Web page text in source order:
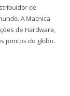
de
A Macnica
de Hardware,
pontos do globo.